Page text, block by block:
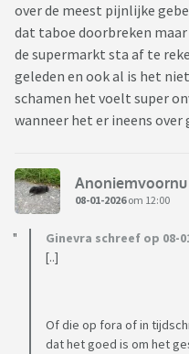
over de meest pijnlijke
dat taboe doorbreken
de supermarkt sta af te
geleden en ook al is het
schamen het voelt super
wanneer het er ineens over
Anoniemvoornu
08-01-2026om 12:00
Ginevra schreef op 08-
[..]
Of die op fora of in
dat het goed is om het